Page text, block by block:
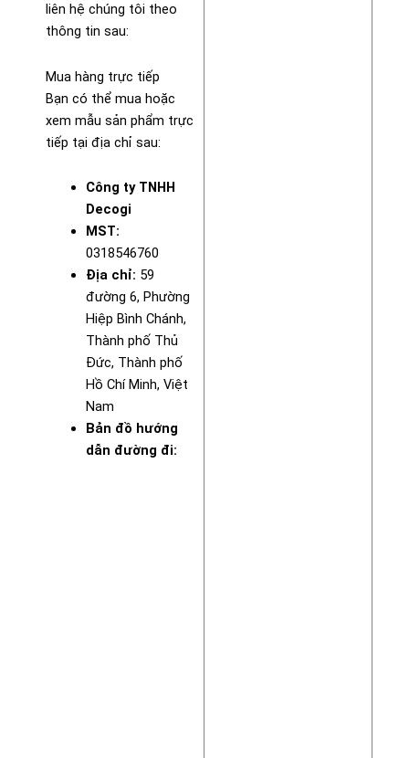
liên hệ chúng tôi theo
thông tin sau:
Mua hàng trực tiếp
Bạn có thể mua hoặc
xem mẫu sản phẩm trực
tiếp tại địa chỉ sau:
Công ty TNHH
Decogi
MST:
0318546760
Địa chỉ: 59
đường 6, Phường
Hiệp Bình Chánh,
Thành phố Thủ
Đức, Thành phố
Hồ Chí Minh, Việt
Nam
Bản đồ hướng
dẫn đường đi: